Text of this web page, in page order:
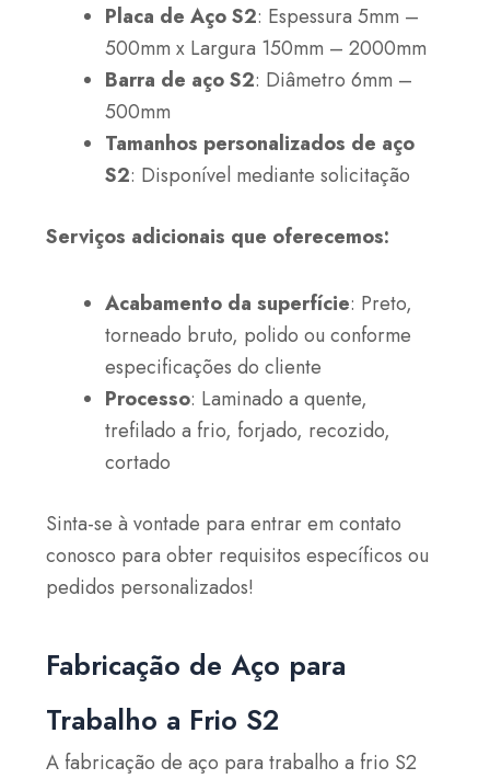
Placa de Aço S2: Espessura 5mm –
500mm x Largura 150mm – 2000mm
Barra de aço S2: Diâmetro 6mm –
500mm
Tamanhos personalizados de aço
S2: Disponível mediante solicitação
Serviços adicionais que oferecemos:
Acabamento da superfície: Preto,
torneado bruto, polido ou conforme
especificações do cliente
Processo: Laminado a quente,
trefilado a frio, forjado, recozido,
cortado
Sinta-se à vontade para entrar em contato
conosco para obter requisitos específicos ou
pedidos personalizados!
Fabricação de Aço para
Trabalho a Frio S2
A fabricação de aço para trabalho a frio S2